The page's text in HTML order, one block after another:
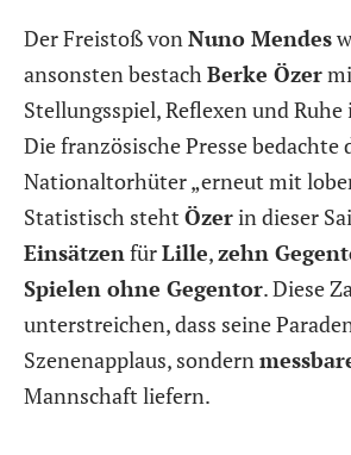
Der Freistoß vonNuno Mendes
ansonsten bestachBerke Özer
Stellungsspiel, Reflexen und
Die französische Presse bedachte
Nationaltorhüter „erneut mit
Statistisch steht Özerin dieser
EinsätzenfürLille,zehn
Spielen ohne Gegentor. Diese
unterstreichen, dass seine
Szenenapplaus, sondern
Mannschaft liefern.